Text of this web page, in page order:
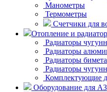
Манометры
Термометры
Счетчики для
Отопление и
Радиаторы
Радиаторы
Радиаторы
Радиаторы
Комплектующие
Оборудование для